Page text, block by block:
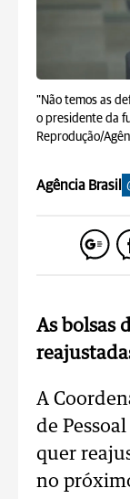
"Não temos as
o presidente da
Reprodução/
Agência Brasil
As bolsas
A
de
quer
no